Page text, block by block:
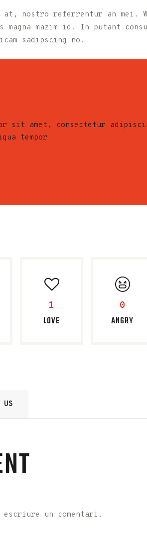
at, nostro referrentur an mei.
mazim id. In putant
sadipscing no.
sit amet, consectetur
tempor
1
LOVE
0
ANGRY
US
escriure un comentari.